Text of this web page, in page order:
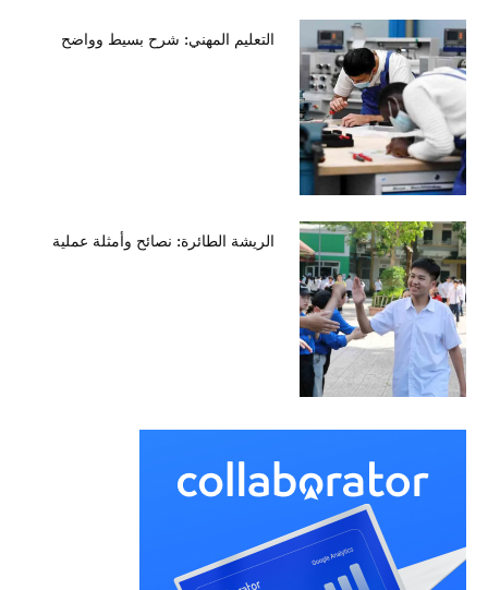
التعليم المهني: شرح بسيط وواضح
الريشة الطائرة: نصائح وأمثلة عملية